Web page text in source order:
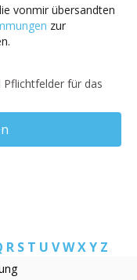
vonmir übersandten
zur
für das
R S T U VWXY Z